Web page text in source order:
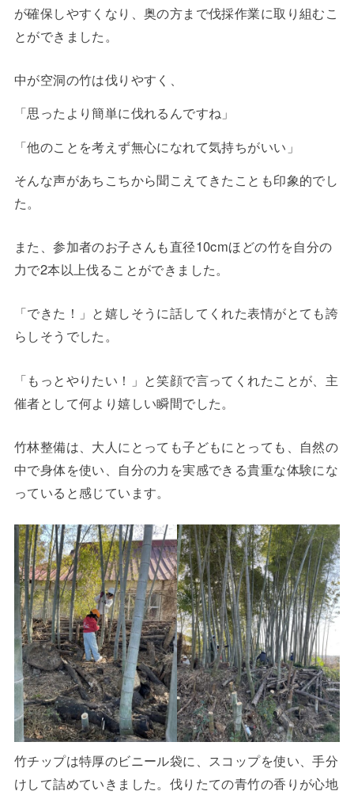
が確保しやすくなり、奥の方まで伐採作業に取り組むこ
とができました。
中が空洞の竹は伐りやすく、
「思ったより簡単に伐れるんですね」
「他のことを考えず無心になれて気持ちがいい」
そんな声があちこちから聞こえてきたことも印象的でし
た。
また、参加者のお子さんも直径10cmほどの竹を自分の
力で2本以上伐ることができました。
「できた！」と嬉しそうに話してくれた表情がとても誇
らしそうでした。
「もっとやりたい！」と笑顔で言ってくれたことが、主
催者として何より嬉しい瞬間でした。
竹林整備は、大人にとっても子どもにとっても、自然の
中で身体を使い、自分の力を実感できる貴重な体験にな
っていると感じています。
竹チップは特厚のビニール袋に、スコップを使い、手分
けして詰めていきました。伐りたての青竹の香りが心地